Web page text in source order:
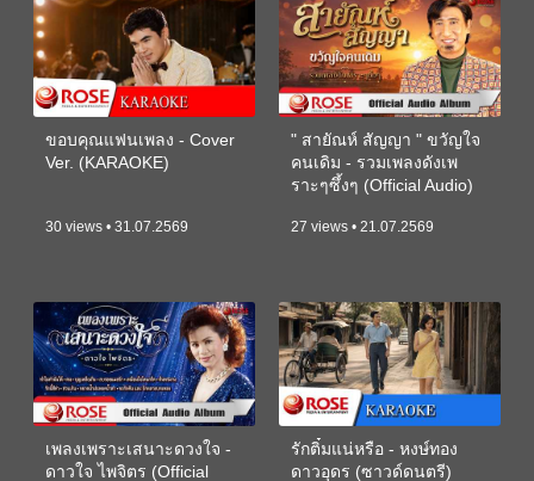
ขอบคุณแฟนเพลง - Cover
Ver. (KARAOKE)
30 views • 31.07.2569
" สายัณห์ สัญญา " ขวัญใจ
คนเดิม - รวมเพลงดังเพ
ราะๆซึ้งๆ (Official Audio)
27 views • 21.07.2569
เพลงเพราะเสนาะดวงใจ -
ดาวใจ ไพจิตร (Official
รักติ๋มแน่หรือ - หงษ์ทอง
ดาวอุดร (ซาวด์ดนตรี)